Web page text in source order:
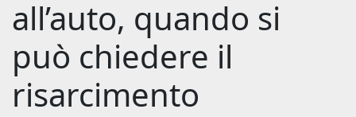
all’auto, quando si
può chiedere il
risarcimento